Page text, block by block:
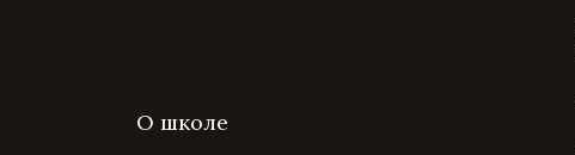
О школе